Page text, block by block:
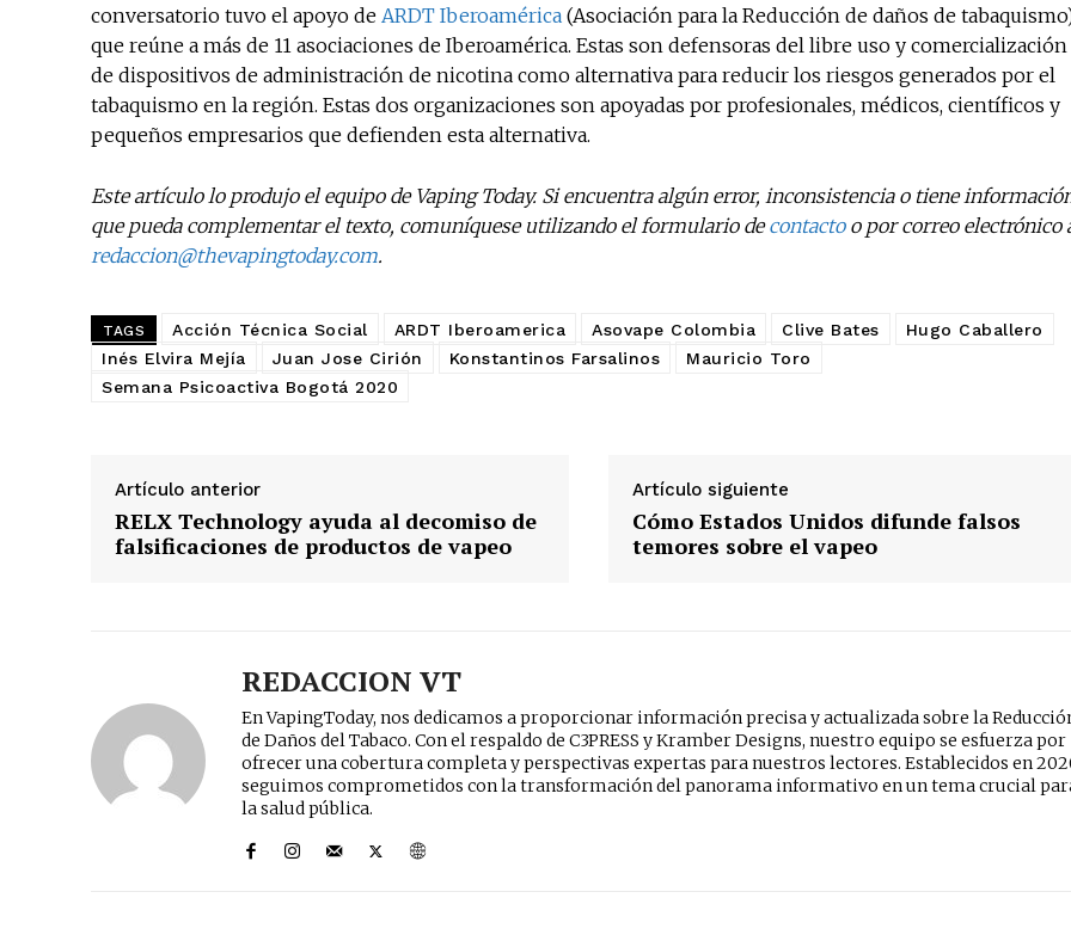
conversatorio tuvo el apoyo de ARDT Iberoamérica (Asociación para la Reducción de daños de
que reúne a más de 11 asociaciones de Iberoamérica. Estas son defensoras del libre uso y comercialización
de dispositivos de administración de nicotina como alternativa para reducir los riesgos generados por el
tabaquismo en la región. Estas dos organizaciones son apoyadas por profesionales, médicos, científicos y
pequeños empresarios que defienden esta alternativa.
Este artículo lo produjo el equipo de Vaping Today. Si encuentra algún error, inconsistencia o tiene
que pueda complementar el texto, comuníquese utilizando el formulario decontactoo por correo electrónico
redaccion@thevapingtoday.com.
TAGS Acción Técnica Social ARDT Iberoamerica Asovape Colombia Clive Bates
Hugo Caballero
Inés Elvira Mejía
Juan Jose Cirión Konstantinos Farsalinos
Mauricio Toro
Semana Psicoactiva Bogotá 2020
Artículo anterior
RELX Technology ayuda al decomiso de
falsificaciones de productos de vapeo
Artículo siguiente
Cómo Estados Unidos difunde falsos
temores sobre el vapeo
REDACCION VT
En VapingToday, nos dedicamos a proporcionar información precisa y actualizada sobre la
de Daños del Tabaco. Con el respaldo de C3PRESS y Kramber Designs, nuestro equipo se esfuerza por
ofrecer una cobertura completa y perspectivas expertas para nuestros lectores. Establecidos en
seguimos comprometidos con la transformación del panorama informativo en un tema crucial
la salud pública.